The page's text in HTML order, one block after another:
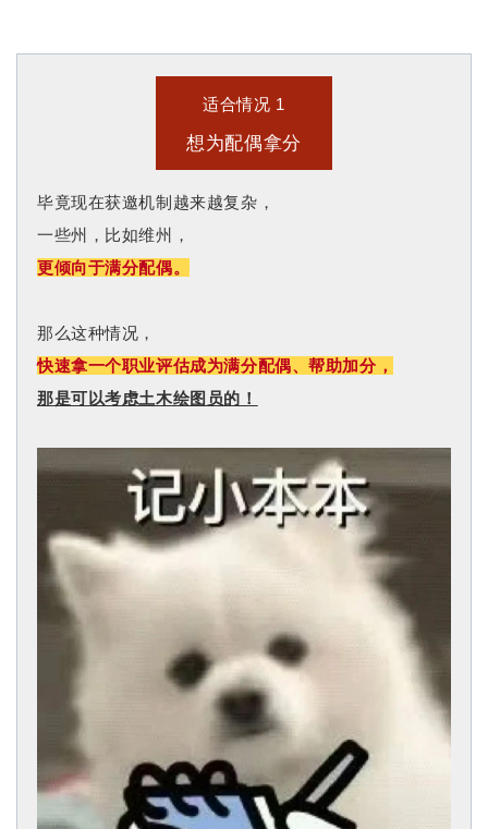
适合情况 1
想为配偶拿分
毕竟现在获邀机制越来越复杂，
一些州，比如维州，
更倾向于满分配偶。
那么这种情况，
快速拿一个职业评估成为满分配偶、帮助加分，
那是可以考虑土木绘图员的！